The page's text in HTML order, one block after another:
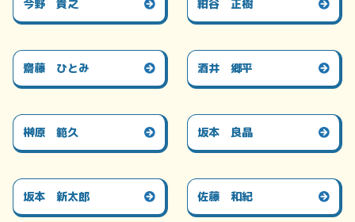
今野 貴之 紺谷 正樹
齋藤 ひとみ 酒井 郷平
榊原 範久 坂本 良晶
坂本 新太郎 佐藤 和紀